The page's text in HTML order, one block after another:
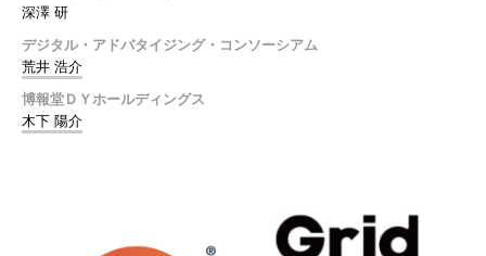
深澤 研
デジタル・アドバタイジング・コンソーシアム
荒井 浩介
博報堂ＤＹホールディングス
木下 陽介